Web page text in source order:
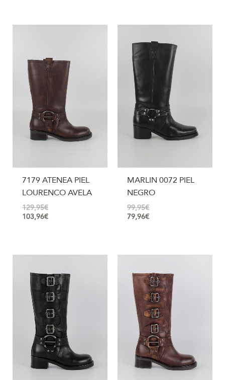
7179 ATENEA PIEL
LOURENCO AVELA
129,95€
103,96€
MARLIN 0072 PIEL
NEGRO
99,95€
79,96€